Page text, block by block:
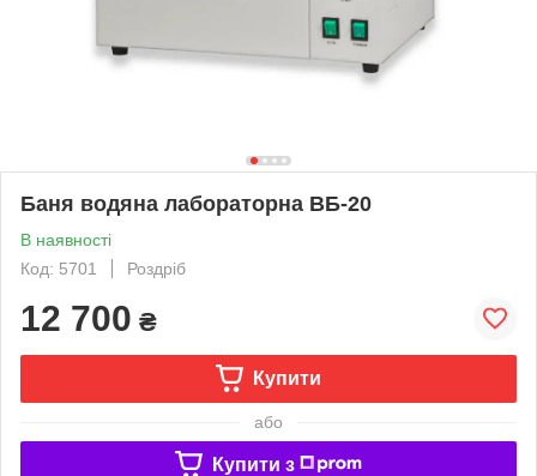
Баня водяна лабораторна ВБ-20
В наявності
Код: 5701
Роздріб
12 700 ₴
Купити
або
Купити з